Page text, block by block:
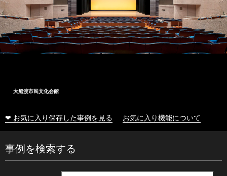
大船渡市民文化会館
❤ お気に入り保存した事例を見る お気に入り機能について
事例を検索する